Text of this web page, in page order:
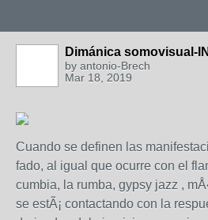
Dimánica somovisual-
by antonio-Brech
Mar 18, 2019
Cuando se definen las
fado, al igual que ocurre con el
cumbia, la rumba, gypsy jazz ,
se estÃ¡ contactando con la